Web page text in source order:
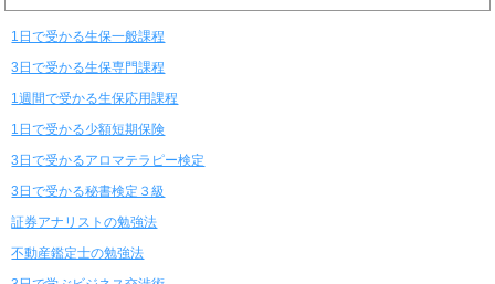
1日で受かる生保一般課程
3日で受かる生保専門課程
1週間で受かる生保応用課程
1日で受かる少額短期保険
3日で受かるアロマテラピー検定
3日で受かる秘書検定３級
証券アナリストの勉強法
不動産鑑定士の勉強法